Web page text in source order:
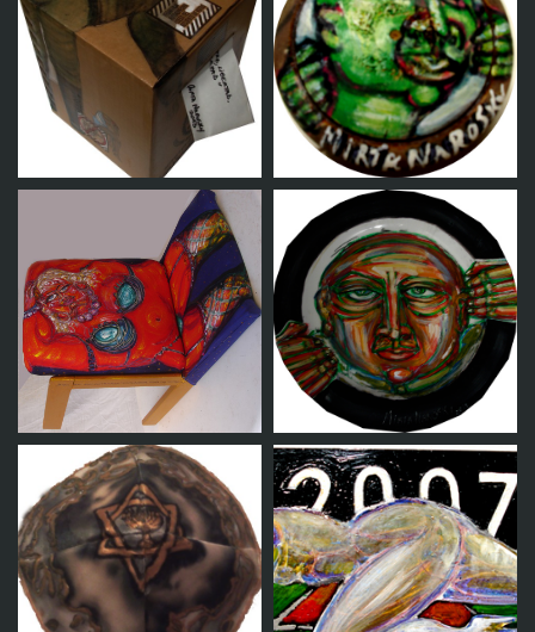
Urna de votación 1 Pelota
Urna de votación 2 Yoyo